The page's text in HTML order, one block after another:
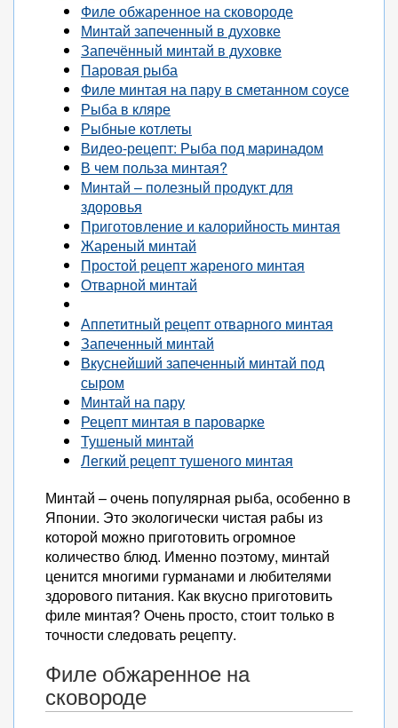
Филе обжаренное на сковороде
Минтай запеченный в духовке
Запечённый минтай в духовке
Паровая рыба
Филе минтая на пару в сметанном соусе
Рыба в кляре
Рыбные котлеты
Видео-рецепт: Рыба под маринадом
В чем польза минтая?
Минтай – полезный продукт для
здоровья
Приготовление и калорийность минтая
Жареный минтай
Простой рецепт жареного минтая
Отварной минтай
Аппетитный рецепт отварного минтая
Запеченный минтай
Вкуснейший запеченный минтай под
сыром
Минтай на пару
Рецепт минтая в пароварке
Тушеный минтай
Легкий рецепт тушеного минтая
Минтай – очень популярная рыба, особенно в
Японии. Это экологически чистая рабы из
которой можно приготовить огромное
количество блюд. Именно поэтому, минтай
ценится многими гурманами и любителями
здорового питания. Как вкусно приготовить
филе минтая? Очень просто, стоит только в
точности следовать рецепту.
Филе обжаренное на
сковороде